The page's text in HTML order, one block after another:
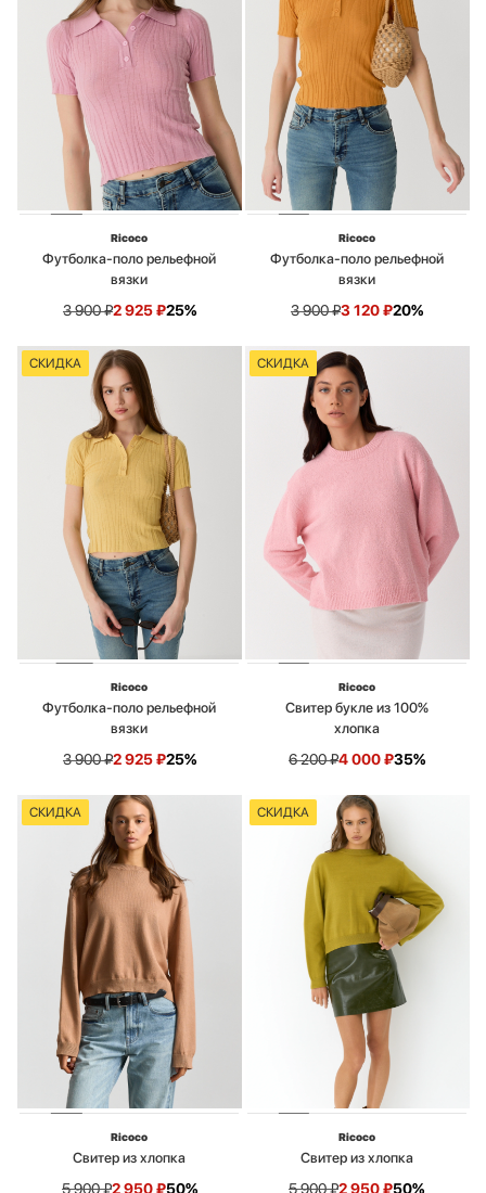
Ricoco
Футболка-поло рельефной
вязки
3 900₽2 925₽25%
Ricoco
Футболка-поло рельефной
вязки
3 900₽3 120₽20%
СКИДКА
Ricoco
Футболка-поло рельефной
вязки
3 900₽2 925₽25%
СКИДКА
Ricoco
Свитер букле из 100%
хлопка
6 200₽4 000₽35%
СКИДКА
Ricoco
Свитер из хлопка
5 900₽2 950₽50%
СКИДКА
Ricoco
Свитер из хлопка
5 900₽2 950₽50%